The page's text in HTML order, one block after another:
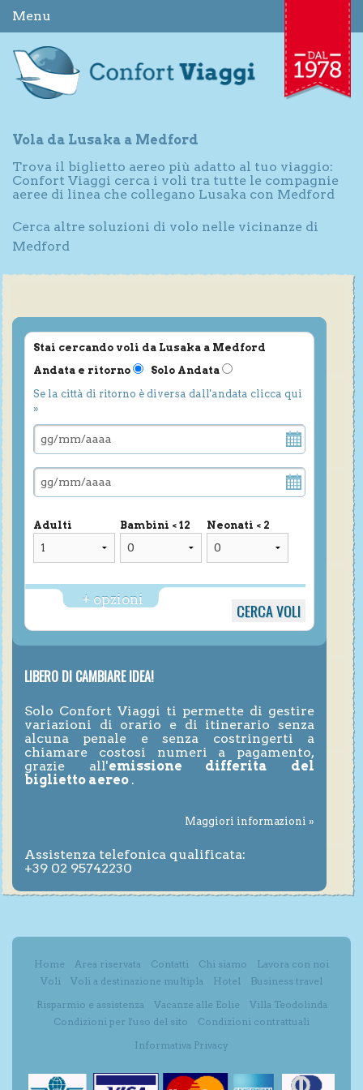
Menu
Vola da Lusaka a Medford
Trova il biglietto aereo più adatto al tuo viaggio:
Confort Viaggi cerca i voli tra tutte le compagnie
aeree di linea che collegano Lusaka con Medford
Cerca altre soluzioni di volo nelle vicinanze di
Medford
Stai cercando voli da Lusaka a Medford
Andata e ritorno
Solo Andata
Se la città di ritorno è diversa dall'andata clicca qui
»
Adulti Bambini < 12 Neonati < 2
+ opzioni
LIBERO DI CAMBIARE IDEA!
Solo Confort Viaggi ti permette di gestire
variazioni di orario e di itinerario senza
alcuna penale e senza costringerti a
chiamare costosi numeri a pagamento,
grazie all'emissione differita del
biglietto aereo .
Maggiori informazioni »
Assistenza telefonica qualificata:
+39 02 95742230
Home Area riservata Contatti Chi siamo
Lavora con noi
Voli
Voli a destinazione multipla Hotel
Business travel
Risparmio e assistenza
Vacanze alle Eolie
Villa Teodolinda
Condizioni per l'uso del sito
Condizioni contrattuali
Informativa Privacy